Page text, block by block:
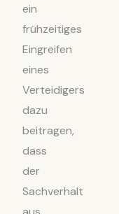
ein
frühzeitiges
Eingreifen
eines
Verteidigers
dazu
beitragen,
dass
der
Sachverhalt